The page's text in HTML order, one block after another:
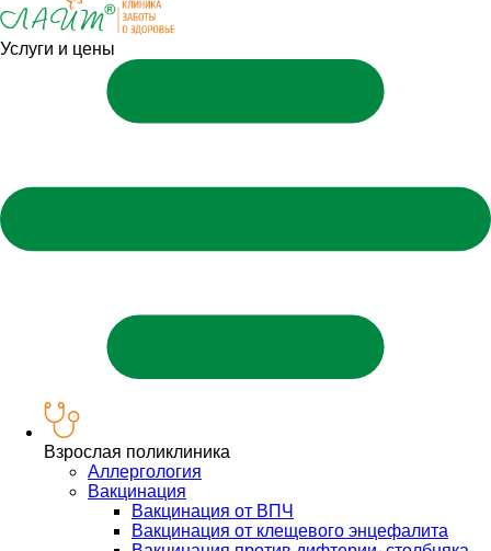
Услуги и цены
Взрослая поликлиника
Аллергология
Вакцинация
Вакцинация от ВПЧ
Вакцинация от клещевого энцефалита